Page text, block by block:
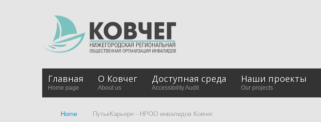
Главная
Home page
О Ковчег
About us
Доступная среда
Accessibility Audit
Наши проекты
Our projects
Home ПутькКарьере - НРОО инвалидов Ковчег